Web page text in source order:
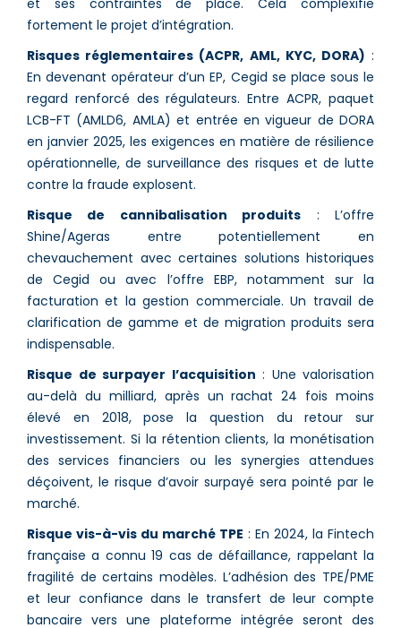
fortement le projet d’intégration.
Risques réglementaires (ACPR, AML, KYC, DORA) :
En devenant opérateur d’un EP, Cegid se place sous le
regard renforcé des régulateurs. Entre ACPR, paquet
LCB-FT (AMLD6, AMLA) et entrée en vigueur de DORA
en janvier 2025, les exigences en matière de résilience
opérationnelle, de surveillance des risques et de lutte
contre la fraude explosent.
Risque de cannibalisation produits : L’offre
Shine/Ageras entre potentiellement en
chevauchement avec certaines solutions historiques
de Cegid ou avec l’offre EBP, notamment sur la
facturation et la gestion commerciale. Un travail de
clarification de gamme et de migration produits sera
indispensable.
Risque de surpayer l’acquisition : Une valorisation
au-delà du milliard, après un rachat 24 fois moins
élevé en 2018, pose la question du retour sur
investissement. Si la rétention clients, la monétisation
des services financiers ou les synergies attendues
déçoivent, le risque d’avoir surpayé sera pointé par le
marché.
Risque vis-à-vis du marché TPE : En 2024, la Fintech
française a connu 19 cas de défaillance, rappelant la
fragilité de certains modèles. L’adhésion des TPE/PME
et leur confiance dans le transfert de leur compte
bancaire vers une plateforme intégrée seront des